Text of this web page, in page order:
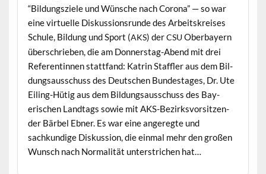
“Bil­dungsziele und Wün­sche nach Coro­na” — so war
eine virtuelle Diskus­sion­srunde des Arbeit­skreis­es
Schule, Bil­dung und Sport (AKS) derCSUOber­bay­ern
über­schrieben, die am Don­ner­stag-Abend mit drei
Ref­er­entin­nen stat­tfand: Katrin Staffler aus dem Bil­
dungsauss­chuss des Deutschen Bun­destages, Dr. Ute
Eil­ing-Hütig aus dem Bil­dungsauss­chuss des Bay­
erischen Land­tags sowie mit AKS-Bezirksvor­sitzen­
der Bär­bel Ebn­er. Es war eine angeregte und
sachkundi­ge Diskus­sion, die ein­mal mehr den großen
Wun­sch nach Nor­mal­ität unter­strichen hat…